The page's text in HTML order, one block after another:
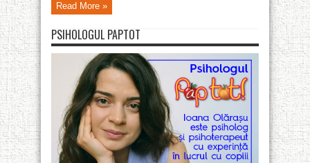
Read More »
PSIHOLOGUL PAPTOT